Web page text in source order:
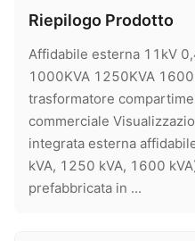
Riepilogo Prodotto
Affidabile esterna 11kV
1000KVA 1250KVA
trasformatore
commerciale
integrata esterna
kVA, 1250 kVA, 1600
prefabbricata in ...